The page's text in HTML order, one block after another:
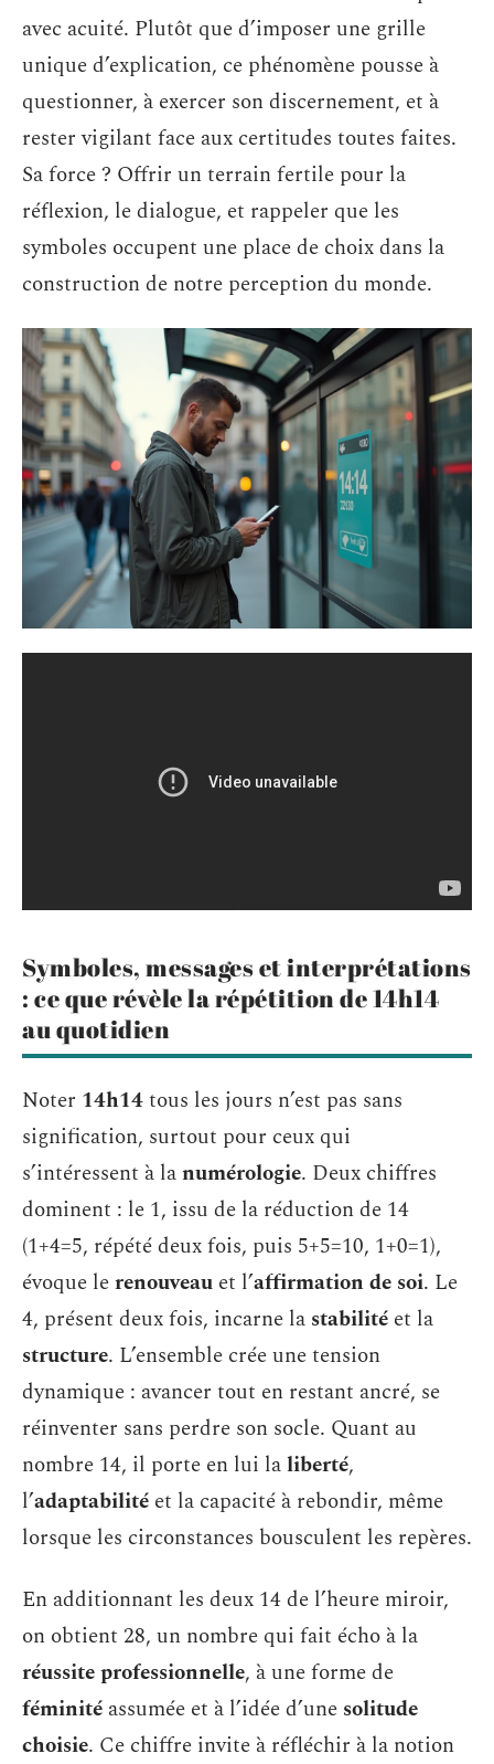
avec acuité. Plutôt que d’imposer une grille
unique d’explication, ce phénomène pousse à
questionner, à exercer son discernement, et à
rester vigilant face aux certitudes toutes faites.
Sa force ? Offrir un terrain fertile pour la
réflexion, le dialogue, et rappeler que les
symboles occupent une place de choix dans la
construction de notre perception du monde.
Symboles, messages et interprétations
: ce que révèle la répétition de 14h14
au quotidien
Noter 14h14tous les jours n’est pas sans
signification, surtout pour ceux qui
s’intéressent à lanumérologie. Deux chiffres
dominent : le 1, issu de la réduction de 14
(1+4=5, répété deux fois, puis 5+5=10, 1+0=1),
évoque lerenouveau et l’affirmation de soi. Le
4, présent deux fois, incarne la stabilité et la
structure. L’ensemble crée une tension
dynamique : avancer tout en restant ancré, se
réinventer sans perdre son socle. Quant au
nombre 14, il porte en lui laliberté,
l’adaptabilité et la capacité à rebondir, même
lorsque les circonstances bousculent les repères.
En additionnant les deux 14 de l’heure miroir,
on obtient 28, un nombre qui fait écho à la
réussite professionnelle, à une forme de
féminité assumée et à l’idée d’une solitude
choisie. Ce chiffre invite à réfléchir à la notion